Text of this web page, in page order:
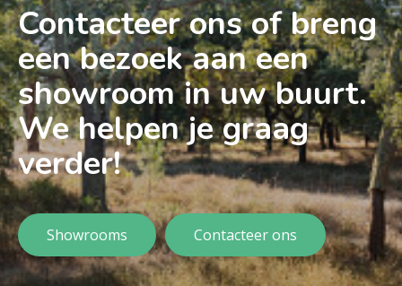
Contacteer ons of breng
een bezoek aan een
showroom in uw buurt.
We helpen je graag
verder!
Showrooms Contacteer ons